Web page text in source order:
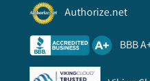
Authorize.net
BBB